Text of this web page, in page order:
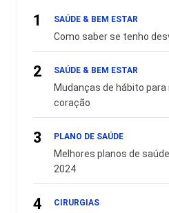
1 SAÚDE & BEM ESTAR
Como saber se tenho
2 SAÚDE & BEM ESTAR
Mudanças de hábito
coração
3 PLANO DE SAÚDE
Melhores planos de
2024
4 CIRURGIAS